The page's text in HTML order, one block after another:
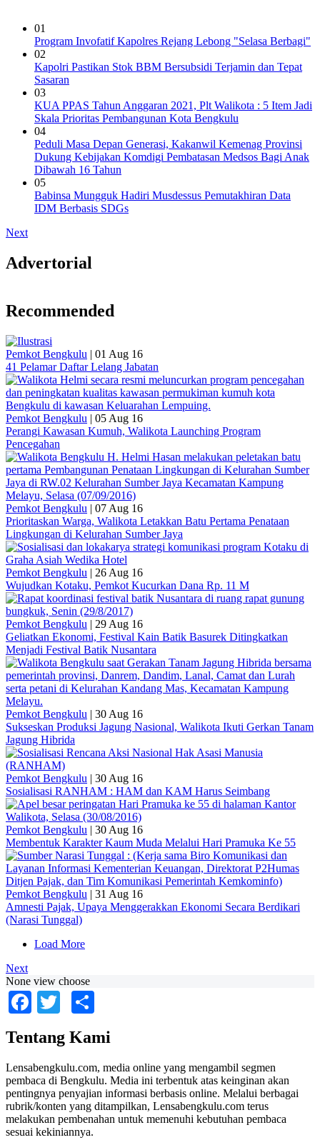
01
Program Invofatif Kapolres Rejang Lebong "Selasa Berbagi"
02
Kapolri Pastikan Stok BBM Bersubsidi Terjamin dan Tepat
Sasaran
03
KUA PPAS Tahun Anggaran 2021, Plt Walikota : 5 Item Jadi
Skala Prioritas Pembangunan Kota Bengkulu
04
Peduli Masa Depan Generasi, Kakanwil Kemenag Provinsi
Dukung Kebijakan Komdigi Pembatasan Medsos Bagi Anak
Dibawah 16 Tahun
05
Babinsa Mungguk Hadiri Musdessus Pemutakhiran Data
IDM Berbasis SDGs
Next
Advertorial
Recommended
Pemkot Bengkulu | 01 Aug 16
41 Pelamar Daftar Lelang Jabatan
Pemkot Bengkulu | 05 Aug 16
Perangi Kawasan Kumuh, Walikota Launching Program
Pencegahan
Pemkot Bengkulu | 07 Aug 16
Prioritaskan Warga, Walikota Letakkan Batu Pertama Penataan
Lingkungan di Kelurahan Sumber Jaya
Pemkot Bengkulu | 26 Aug 16
Wujudkan Kotaku, Pemkot Kucurkan Dana Rp. 11 M
Pemkot Bengkulu | 29 Aug 16
Geliatkan Ekonomi, Festival Kain Batik Basurek Ditingkatkan
Menjadi Festival Batik Nusantara
Pemkot Bengkulu | 30 Aug 16
Sukseskan Produksi Jagung Nasional, Walikota Ikuti Gerkan Tanam
Jagung Hibrida
Pemkot Bengkulu | 30 Aug 16
Sosialisasi RANHAM : HAM dan KAM Harus Seimbang
Pemkot Bengkulu | 30 Aug 16
Membentuk Karakter Kaum Muda Melalui Hari Pramuka Ke 55
Pemkot Bengkulu | 31 Aug 16
Amnesti Pajak, Upaya Menggerakkan Ekonomi Secara Berdikari
(Narasi Tunggal)
Load More
Next
None view choose
Facebook
Twitter
Tentang Kami
Lensabengkulu.com, media online yang mengambil segmen
pembaca di Bengkulu. Media ini terbentuk atas keinginan akan
pentingnya penyajian informasi berbasis online. Melalui berbagai
rubrik/konten yang ditampilkan, Lensabengkulu.com terus
melakukan pembenahan untuk memenuhi kebutuhan pembaca
sesuai kekiniannya.